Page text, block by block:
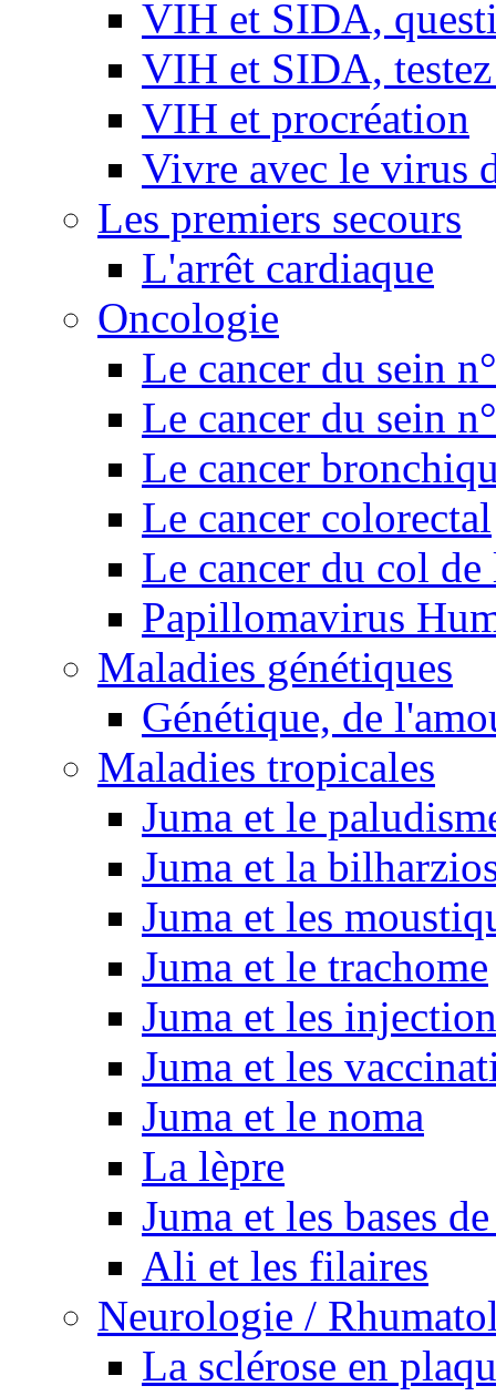
VIH et SIDA,
VIH et SIDA, testez
VIH et procréation
Vivre avec le virus
Les premiers secours
L'arrêt cardiaque
Oncologie
Le cancer du sein
Le cancer du sein
Le cancer
Le cancer colorectal
Le cancer du col de
Papillomavirus
Maladies génétiques
Génétique, de
Maladies tropicales
Juma et le
Juma et la
Juma et les
Juma et le trachome
Juma et les
Juma et les
Juma et le noma
La lèpre
Juma et les bases
Ali et les filaires
Neurologie /
La sclérose en